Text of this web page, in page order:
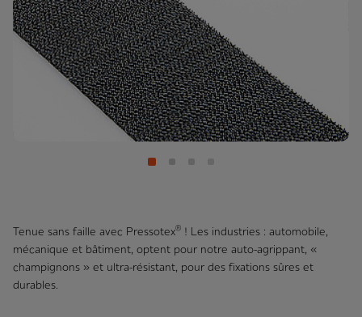
Tenue sans faille avec Pressotex® ! Les industries : automobile,
mécanique et bâtiment, optent pour notre auto-agrippant, «
champignons » et ultra-résistant, pour des fixations sûres et
durables.